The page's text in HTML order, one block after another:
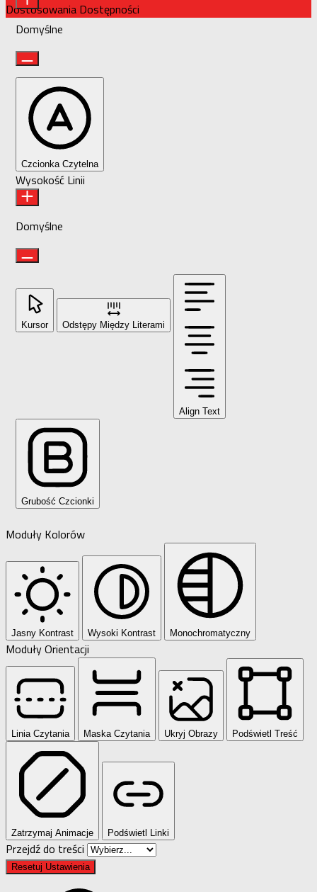
Dostosowania Dostępności
Domyślne
Czcionka Czytelna
Wysokość Linii
Domyślne
Kursor Odstępy Między Literami
Align Text
Grubość Czcionki
Moduły Kolorów
Jasny Kontrast Wysoki Kontrast Monochromatyczny
Moduły Orientacji
Linia Czytania Maska Czytania Ukryj Obrazy Podświetl Treść
Zatrzymaj Animacje Podświetl Linki
Przejdź do treści
Resetuj Ustawienia